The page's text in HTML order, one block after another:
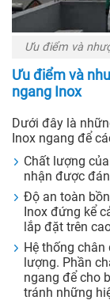
Ưu điểm và
Ưu điểm và
ngang Inox
Dưới đây là
Inox ngang để
Chất lượng
nhận được
Độ an toàn
Inox đứng kể
lắp đặt trên
Hệ thống
lượng. Phần
ngang để cho
tránh những